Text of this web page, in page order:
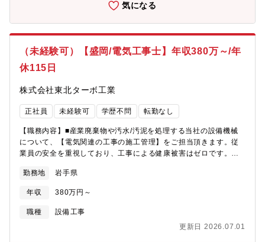
気になる
（未経験可）【盛岡/電気工事士】年収380万～/年
休115日
株式会社東北ターボ工業
正社員 未経験可 学歴不問 転勤なし
【職務内容】■産業廃棄物や汚水/汚泥を処理する当社の設備機械
について、【電気関連の工事の施工管理】をご担当頂きます。従
業員の安全を重視しており、工事による健康被害はゼロです。未
施設、埋立施設、粒化施設の設備に関する業務 ・将来的にはお
客様の設備保全やキュービクル設置工事管理もお任せします。
【研修制度】・年次や職種に応じて研修制度を実施。業務上で必
要な免許・資格等のスキルアップについて、規定に応じて一部,全
勤務地 岩手県
年収 380万円～
職種
設備工事
更新日 2026.07.01